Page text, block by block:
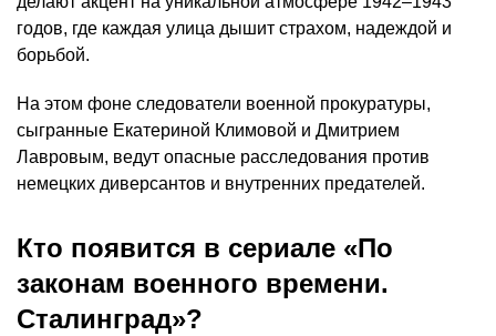
годов, где каждая улица дышит страхом, надеждой и
борьбой.
На этом фоне следователи военной прокуратуры,
сыгранные Екатериной Климовой и Дмитрием
Лавровым, ведут опасные расследования против
немецких диверсантов и внутренних предателей.
Кто появится в сериале «По
законам военного времени.
Сталинград»?